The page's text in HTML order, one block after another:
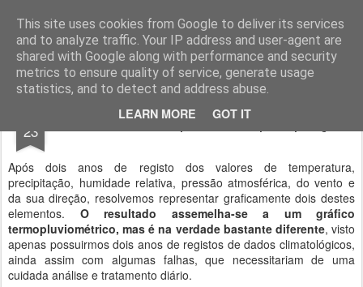
This site uses cookies from Google to deliver its services
and to analyze traffic. Your IP address and user-agent are
shared with Google along with performance and security
metrics to ensure quality of service, generate usage
statistics, and to detect and address abuse.
LEARN MORE GOT IT
Geopalavras
canal800 clique ZapCanal
23 Dois anos de temperatura e precipitação.
Após dois anos de registo dos valores de temperatura,
precipitação, humidade relativa, pressão atmosférica, do vento e
da sua direção, resolvemos representar graficamente dois destes
elementos. O resultado assemelha-se a um gráfico
termopluviométrico, mas é na verdade bastante diferente, visto
apenas possuirmos dois anos de registos de dados climatológicos,
ainda assim com algumas falhas, que necessitariam de uma
cuidada análise e tratamento diário.